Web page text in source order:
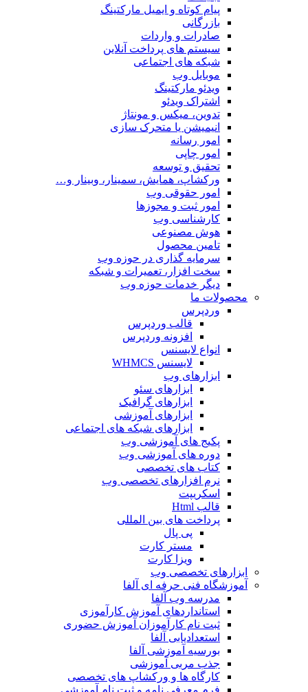
پیام کوتاه و ایمیل مارکتینگ
بازرگانی
صادرات و واردات
سیستم های پرداخت آنلاین
شبکه های اجتماعی
موبایل وب
ویدئو مارکتینگ
اشتراک ویدئو
تدوین، میکس و مونتاژ
انیمیشن یا متحرک سازی
امور رسانه
امور چاپی
تحقیق و توسعه
ورکشاپ، همایش، سمینار، وبینار و…
امور حقوقی وب
امور ثبت و مجوزها
کارشناسی وب
هوش مصنوعی
تامین محصول
سرمایه گذاری در حوزه وب
سخت افزار، تعمیرات و شبکه
دیگر خدمات حوزه وب
محصولات ما
وردپرس
قالب وردپرس
افزونه وردپرس
انواع لایسنس
لایسنس WHMCS
ابزارهای وب
ابزارهای سئو
ابزارهای گرافیک
ابزارهای آموزشی
ابزارهای شبکه های اجتماعی
پکیج های آموزشی وب
دوره های آموزشی وب
کتاب های تخصصی
نرم افزارهای تخصصی وب
اسکریپت
قالب Html
پرداخت های بین المللی
پی پال
مستر کارت
ویزا کارت
ابزارهای تخصصی وب
آموزشگاه فنی حرفه ای آلفا
مدرسه وب آلفا
استانداردهای آموزش کارآموزی
ثبت نام کارآموزان آموزش حضوری
استعدادیابی آلفا
بورسیه آموزشی آلفا
جذب مربی آموزشی
کارگاه ها و ورکشاپ های تخصصی
فرم معرفی نامه و ثبت نام آموزشی